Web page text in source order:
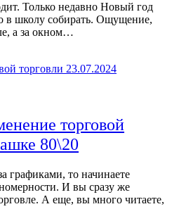
Только недавно Новый год
в школу собирать. Ощущение,
а за окном…
торговли 23.07.2024
торговой
80\20
графиками, то начинаете
И вы сразу же
А еще, вы много читаете,